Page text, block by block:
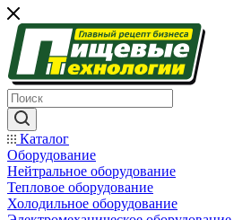
Каталог
Оборудование
Нейтральное оборудование
Тепловое оборудование
Холодильное оборудование